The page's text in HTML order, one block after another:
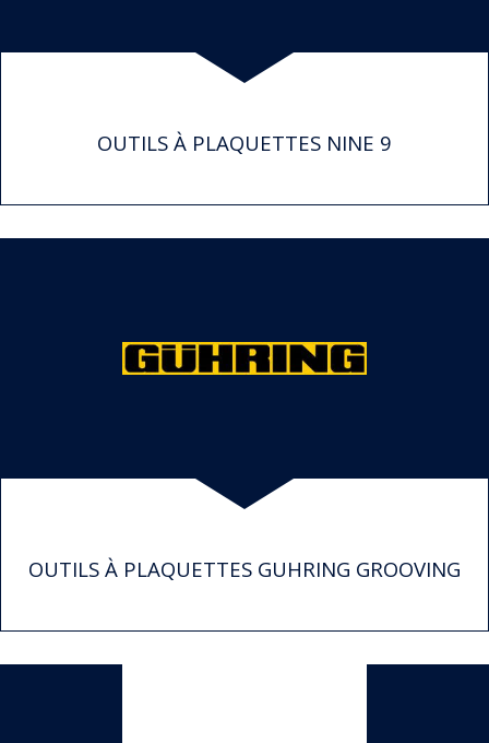
OUTILS À PLAQUETTES NINE 9
OUTILS À PLAQUETTES GUHRING GROOVING